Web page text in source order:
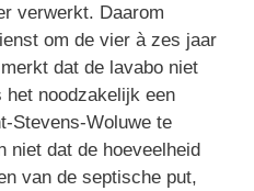
verwerkt. Daarom
om de vier à zes jaar
dat de lavabo niet
noodzakelijk een
Stevens-Woluwe te
niet dat de hoeveelheid
van de septische put,